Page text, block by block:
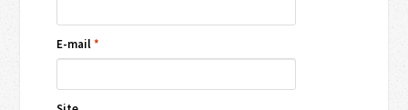
E-mail*